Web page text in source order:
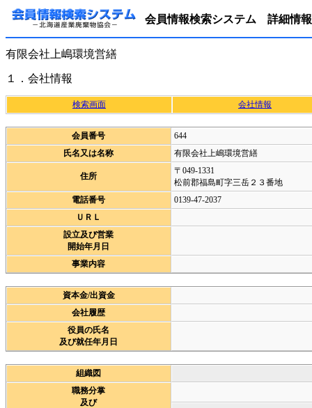
会員情報検索システム 詳細情報
有限会社上嶋環境営繕
１．会社情報
検索画面 会社情報
会員番号
644
氏名又は名称
有限会社上嶋環境営繕
住所
〒049-1331
松前郡福島町字三岳２３番地
電話番号
0139-47-2037
ＵＲＬ
設立及び営業
開始年月日
事業内容
資本金/出資金
会社履歴
役員の氏名
及び就任年月日
組織図
職務分掌
及び